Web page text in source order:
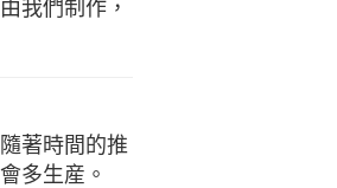
我們制作，
著時間的推
多生産。